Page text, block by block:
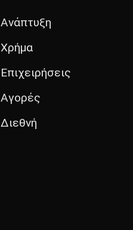
Ανάπτυξη
Χρήμα
Επιχειρήσεις
Αγορές
Διεθνή